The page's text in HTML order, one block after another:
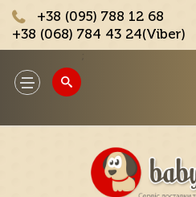
+38 (095) 788 12 68
+38 (068) 784 43 24(Viber)
Toggle
navigation